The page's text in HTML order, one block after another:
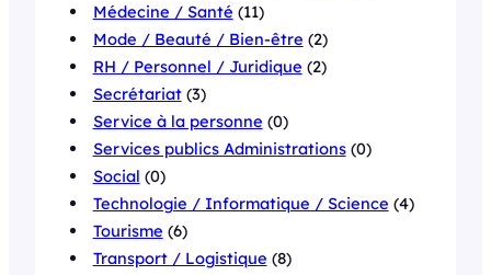
Médecine / Santé (11)
Mode / Beauté / Bien-être (2)
RH / Personnel / Juridique (2)
Secrétariat(3)
Service à la personne (0)
Services publics Administrations(0)
Social (0)
Technologie / Informatique / Science (4)
Tourisme (6)
Transport / Logistique (8)